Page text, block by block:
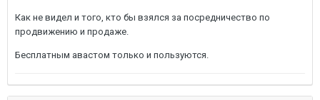
Как не видел и того, кто бы взялся за посредничество по
продвижению и продаже.
Бесплатным авастом только и пользуются.